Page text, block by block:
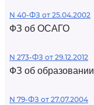
N 40-ФЗ от 25.04.2002
ФЗ об ОСАГО
N 273-ФЗ от 29.12.2012
ФЗ об образовании
N 79-ФЗ от 27.07.2004